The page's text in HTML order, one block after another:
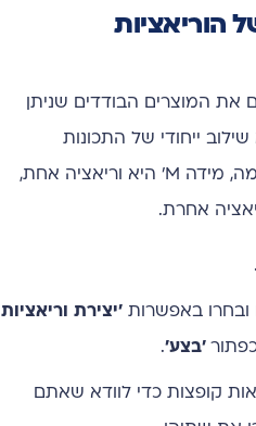
את המוצרים הבודדים שניתן
ייחודי של התכונות
שהגדרתם. למשל: 'חולצה אדומה, מידה M' היא וריאציה אחת,
.
באפשרות 'יצירת וריאציות
כפתור'בצע'.
קופצות כדי לוודא שאתם